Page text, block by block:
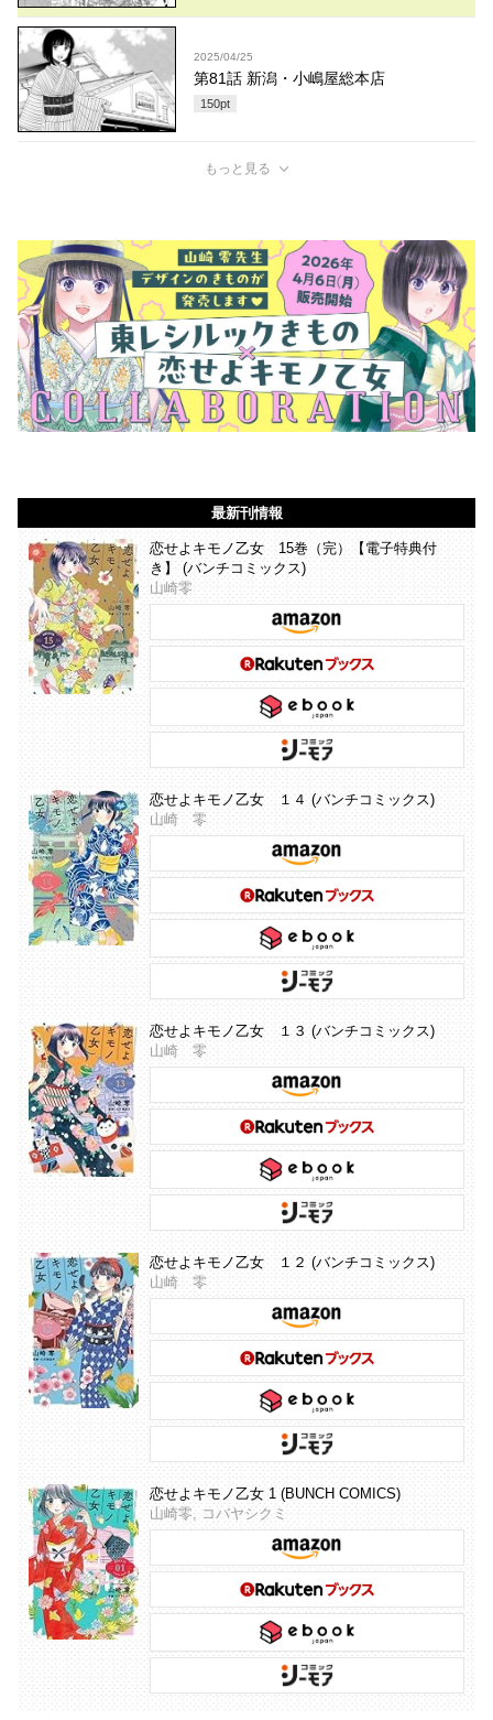
2025/04/25
第81話 新潟・小嶋屋総本店
150pt
もっと見る
最新刊情報
恋せよキモノ乙女 15巻（完）【電子特典付
き】 (バンチコミックス)
山崎零
恋せよキモノ乙女 １４ (バンチコミックス)
山崎 零
恋せよキモノ乙女 １３ (バンチコミックス)
山崎 零
恋せよキモノ乙女 １２ (バンチコミックス)
山崎 零
恋せよキモノ乙女 1 (BUNCH COMICS)
山崎零, コバヤシクミ